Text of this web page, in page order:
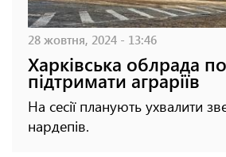
28 жовтня, 2024 - 13:46
Харківська облрада
підтримати аграріїв
На сесії планують ухвалити
нардепів.